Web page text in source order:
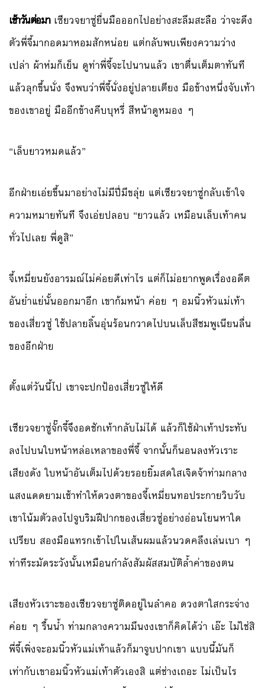
เช้าวันต่อมาเซียวจยาซู่ยื่นมือออกไปอย่างสะลึมสะลือ ว่าจะดึง
ตัวพี่จี้มากอดมาหอมสักหน่อย แต่กลับพบเพียงความว่าง
เปล่า ผ้าห่มก็เย็น ดูท่าพี่จี้จะไปนานแล้ว เขาตื่นเต็มตาทันที
แล้วลุกขึ้นนั่ง จึงพบว่าพี่จี้นั่งอยู่ปลายเตียง มือข้างหนึ่งจับเท้า
ของเขาอยู่ มืออีกข้างคีบบุหรี่ สีหน้าดูหมอง ๆ
“เล็บยาวหมดแล้ว”
อีกฝ่ายเอ่ยขึ้นมาอย่างไม่มีปี่มีขลุ่ย แต่เซียวจยาซู่กลับเข้าใจ
ความหมายทันที จึงเอ่ยปลอบ “ยาวแล้ว เหมือนเล็บเท้าคน
ทั่วไปเลย พี่ดูสิ”
จี้เหมี่ยนยังอารมณ์ไม่ค่อยดีเท่าไร แต่ก็ไม่อยากพูดเรื่องอดีต
อันย่ำแย่นั้นออกมาอีก เขาก้มหน้า ค่อย ๆ อมนิ้วหัวแม่เท้า
ของเสี่ยวซู่ ใช้ปลายลิ้นอุ่นร้อนกวาดไปบนเล็บสีชมพูเนียนลื่น
ของอีกฝ่าย
ตั้งแต่วันนี้ไป เขาจะปกป้องเสี่ยวซู่ให้ดี
เซียวจยาซู่จั๊กจี้จึงอดชักเท้ากลับไม่ได้ แล้วก็ใช้ฝ่าเท้าประทับ
ลงไปบนใบหน้าหล่อเหลาของพี่จี้ จากนั้นก็นอนลงหัวเราะ
เสียงดัง ใบหน้าอันเต็มไปด้วยรอยยิ้มสดใสเจิดจ้าท่ามกลาง
แสงแดดยามเช้าทำให้ดวงตาของจี้เหมี่ยนทอประกายวิบวับ
เขาโน้มตัวลงไปจูบริมฝีปากของเสี่ยวซู่อย่างอ่อนโยนหาใด
เปรียบ สองมือแทรกเข้าไปในเส้นผมแล้วนวดคลึงเล่นเบา ๆ
ท่าทีระมัดระวังนั้นเหมือนกำลังสัมผัสสมบัติล้ำค่าของตน
เสียงหัวเราะของเซียวจยาซู่ติดอยู่ในลำคอ ดวงตาใสกระจ่าง
ค่อย ๆ รื้นน้ำ ท่ามกลางความมึนงงเขาก็คิดได้ว่า เอ๊ะ ไม่ใช่สิ
พี่จี้เพิ่งจะอมนิ้วหัวแม่เท้าแล้วก็มาจูบปากเขา แบบนี้มันก็
เท่ากับเขาอมนิ้วหัวแม่เท้าตัวเองสิ แต่ช่างเถอะ ไม่เป็นไร